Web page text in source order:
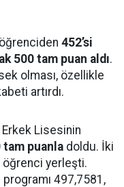
452’si
500 tam puan aldı.
olması, özellikle
artırdı.
Lisesinin
tam puanla doldu. İki
öğrenci yerleşti.
497,7581,